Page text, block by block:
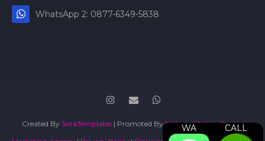
WA CALL
WhatsApp 2: 0877-6349-5838
Created By SoraTemplates | Promoted ByMaboor Media - Digital